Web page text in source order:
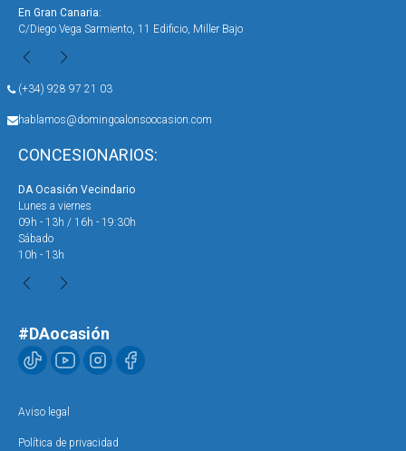
En Gran Canaria:
C/Diego Vega Sarmiento, 11 Edificio, Miller Bajo
(+34) 928 97 21 03
hablamos@domingoalonsoocasion.com
CONCESIONARIOS:
DA Ocasión Vecindario
Lunes a viernes
09h - 13h / 16h - 19:30h
Sábado
10h - 13h
#DAocasión
Aviso legal
Política de privacidad